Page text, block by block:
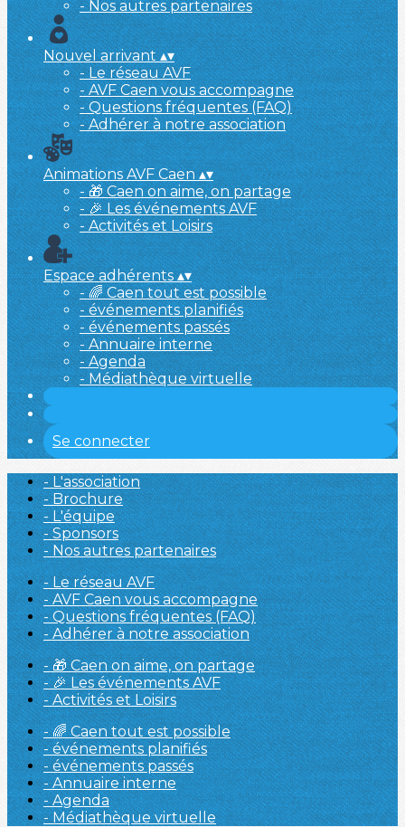
- Nos autres partenaires
Nouvel arrivant▴▾
- Le réseau AVF
- AVF Caen vous accompagne
- Questions fréquentes (FAQ)
- Adhérer à notre association
Animations AVF Caen▴▾
- 🎁 Caen on aime, on partage
- 🎉 Les événements AVF
- Activités et Loisirs
Espace adhérents▴▾
- 🌈 Caen tout est possible
- événements planifiés
- événements passés
- Annuaire interne
- Agenda
- Médiathèque virtuelle
Se connecter
- L'association
- Brochure
- L'équipe
- Sponsors
- Nos autres partenaires
- Le réseau AVF
- AVF Caen vous accompagne
- Questions fréquentes (FAQ)
- Adhérer à notre association
- 🎁 Caen on aime, on partage
- 🎉 Les événements AVF
- Activités et Loisirs
- 🌈 Caen tout est possible
- événements planifiés
- événements passés
- Annuaire interne
- Agenda
- Médiathèque virtuelle